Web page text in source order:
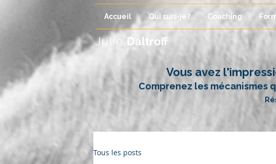
Accueil Qui suis-je? Coaching
Julie Daltroff
Vous avez
Comprenez les mécanismes
Tous les posts